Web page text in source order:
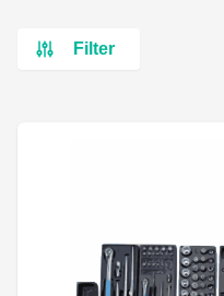
Filter